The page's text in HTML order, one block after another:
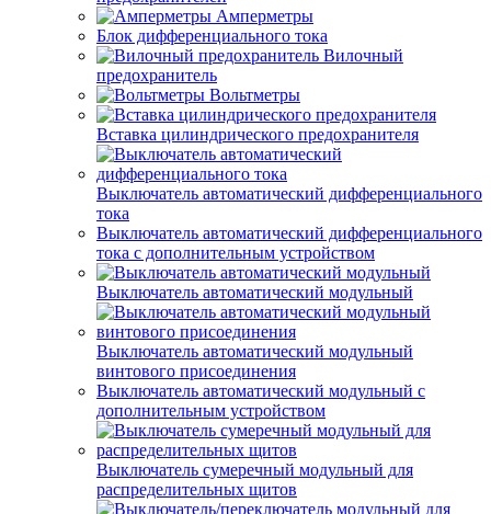
Амперметры
Блок дифференциального тока
Вилочный
предохранитель
Вольтметры
Вставка цилиндрического предохранителя
Выключатель автоматический дифференциального
тока
Выключатель автоматический дифференциального
тока с дополнительным устройством
Выключатель автоматический модульный
Выключатель автоматический модульный
винтового присоединения
Выключатель автоматический модульный с
дополнительным устройством
Выключатель сумеречный модульный для
распределительных щитов